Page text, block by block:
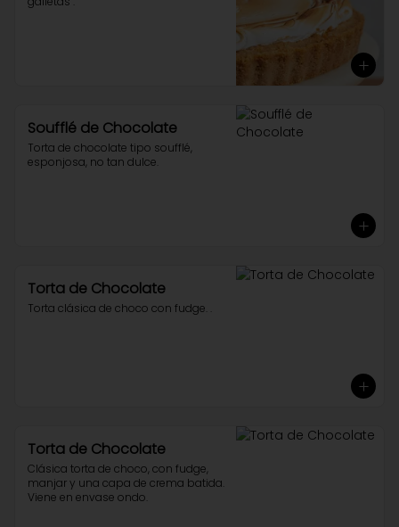
Soufflé de Chocolate
Torta de chocolate tipo soufflé,
esponjosa, no tan dulce.
Torta de Chocolate
Torta clásica de choco con fudge. .
Torta de Chocolate
Clásica torta de choco, con fudge,
manjar y una capa de crema batida.
Viene en envase ondo.